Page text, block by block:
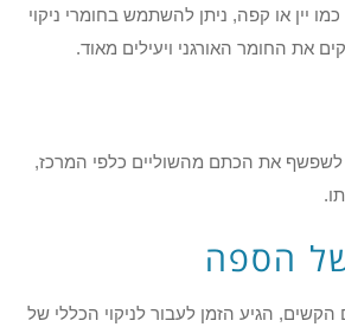
יין או קפה, ניתן להשתמש בחומרי ניקוי
את החומר האורגני ויעילים מאוד.
לשפשף את הכתם מהשוליים כלפי המרכז,
של הספה
הגיע הזמן לעבור לניקוי הכללי של